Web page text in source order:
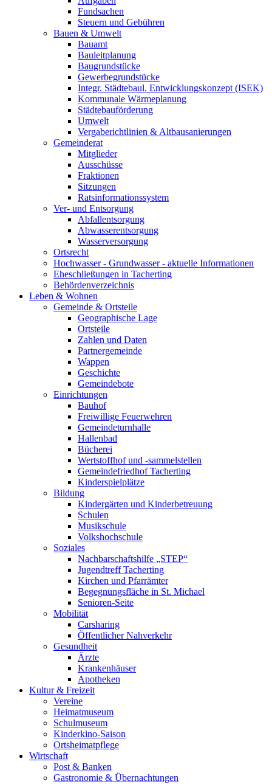
Fundsachen
Steuern und Gebühren
Bauen & Umwelt
Bauamt
Bauleitplanung
Baugrundstücke
Gewerbegrundstücke
Integr. Städtebaul. Entwicklungskonzept (ISEK)
Kommunale Wärmeplanung
Städtebauförderung
Umwelt
Vergaberichtlinien & Altbausanierungen
Gemeinderat
Mitglieder
Ausschüsse
Fraktionen
Sitzungen
Ratsinformationssystem
Ver- und Entsorgung
Abfallentsorgung
Abwasserentsorgung
Wasserversorgung
Ortsrecht
Hochwasser - Grundwasser - aktuelle Informationen
Eheschließungen in Tacherting
Behördenverzeichnis
Leben & Wohnen
Gemeinde & Ortsteile
Geographische Lage
Ortsteile
Zahlen und Daten
Partnergemeinde
Wappen
Geschichte
Gemeindebote
Einrichtungen
Bauhof
Freiwillige Feuerwehren
Gemeindeturnhalle
Hallenbad
Bücherei
Wertstoffhof und -sammelstellen
Gemeindefriedhof Tacherting
Kinderspielplätze
Bildung
Kindergärten und Kinderbetreuung
Schulen
Musikschule
Volkshochschule
Soziales
Nachbarschaftshilfe „STEP“
Jugendtreff Tacherting
Kirchen und Pfarrämter
Begegnungsfläche in St. Michael
Senioren-Seite
Mobilität
Carsharing
Öffentlicher Nahverkehr
Gesundheit
Ärzte
Krankenhäuser
Apotheken
Kultur & Freizeit
Vereine
Heimatmuseum
Schulmuseum
Kinderkino-Saison
Ortsheimatpflege
Wirtschaft
Post & Banken
Gastronomie & Übernachtungen